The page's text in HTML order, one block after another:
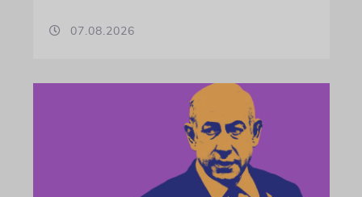
07.08.2026